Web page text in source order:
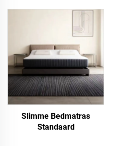
Slimme Bedmatras
Standaard